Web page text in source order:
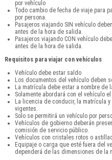
por vehículo
Todo cambio de fecha de viaje para
por persona.
Pasajeros viajando SIN vehículo
antes de la hora de salida.
Pasajeros viajando CON vehículo
antes de la hora de salida.
Requisitos para viajar con vehículos
Vehículo debe estar saldo
Los documentos del vehículo deben
La matrícula debe estar a nombre de
Solamente abordará con el vehículo
La licencia de conducir, la matrícula
vigentes.
Solo se permitirá un vehículo por
Vehículos de gobierno deberán
comisión de servicio público.
Vehículos con cristales rotos o
Equipaje o carga que esté fuera del
dependerá de las dimensiones de la